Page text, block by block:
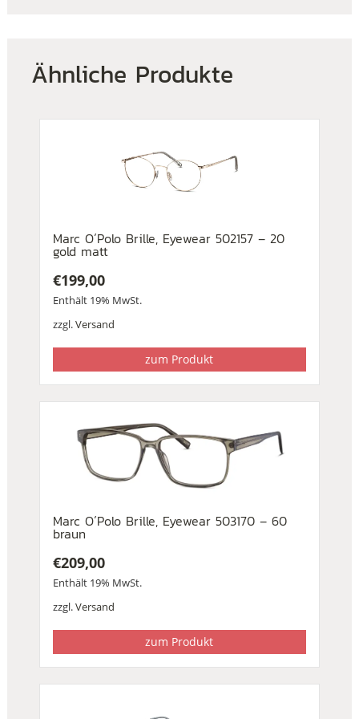
Ähnliche Produkte
Marc O´Polo Brille, Eyewear 502157 – 20
gold matt
€199,00
Enthält 19% MwSt.
zzgl.Versand
zum Produkt
Marc O´Polo Brille, Eyewear 503170 – 60
braun
€209,00
Enthält 19% MwSt.
zzgl.Versand
zum Produkt